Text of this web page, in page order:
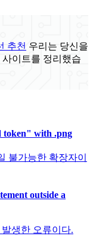
추천 우리는 당신을
이트를 정리했습
token" with .png
불가능한 확장자이
outside a
생한 오류이다.